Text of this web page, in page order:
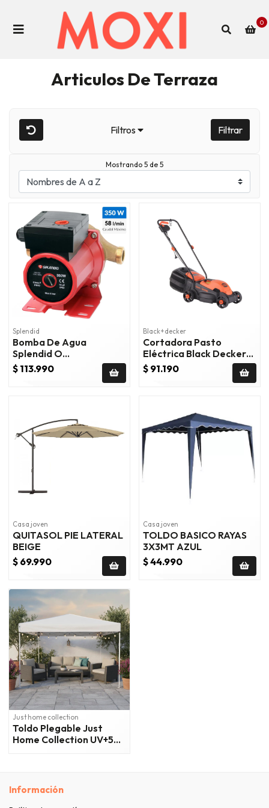
0
Articulos De Terraza
Filtros Filtrar
Mostrando 5 de 5
Splendid
Bomba De Agua
Splendid O
Presurizadora Brs-350w
3/4"-1" 58 l/min
$ 113.990
Black+decker
Cortadora Pasto
Eléctrica Black Decker
1200 W 32 cm
$ 91.190
Casa joven
QUITASOL PIE LATERAL
BEIGE
$ 69.990
Casa joven
TOLDO BASICO RAYAS
3X3MT AZUL
$ 44.990
Just home collection
Toldo Plegable Just
Home Collection UV+50
Información